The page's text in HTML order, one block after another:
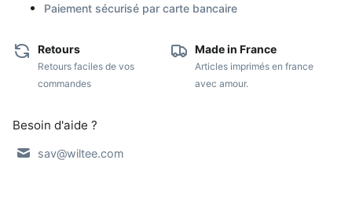
Paiement sécurisé par carte bancaire
Retours
Retours faciles de vos
commandes
Made in France
Articles imprimés en france
avec amour.
Besoin d'aide ?
sav@wiltee.com